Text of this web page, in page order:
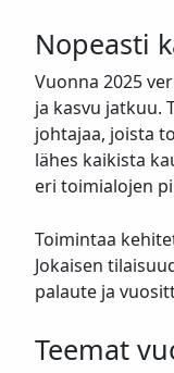
Nopeasti
Vuonna 2025
ja kasvu jatkuu.
johtajaa, joista
lähes kaikista
eri toimialojen
Toimintaa
Jokaisen
palaute ja
Teemat